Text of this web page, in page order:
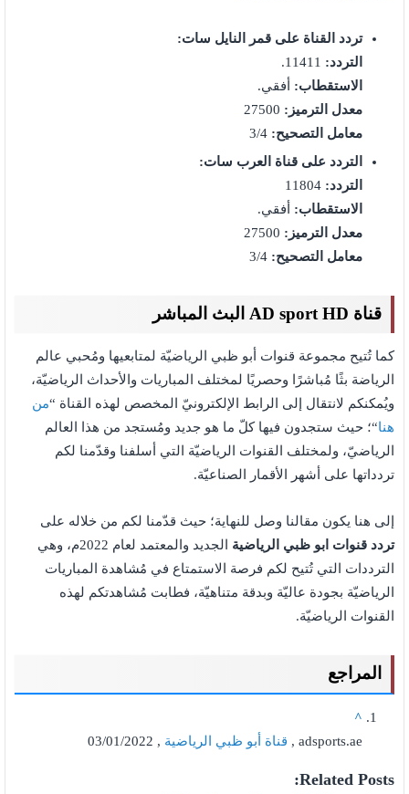
تردد القناة على قمر النايل سات:
التردد: 11411.
الاستقطاب:
أفقي.
معدل الترميز:
معامل التصحيح:
التردد على قناة العرب سات:
التردد: 11804
الاستقطاب: أفقي.
معدل الترميز: 27500
معامل التصحيح:
قناة AD sport HD البث المباشر
كما تُتيح مجموعة قنوات أبو ظبي الرياضيّة لمتابعيها ومُحبي عالم
الرياضة بثًا مُباشرًا وحصريًا لمختلف المباريات والأحداث الرياضيّة،
ويُمكنكم لانتقال إلى الرابط الإلكترونيّ المخصص لهذه القناة “من
هنا“؛ حيث ستجدون فيها كلّ ما هو جديد ومُستجد من هذا العالم
الرياضيّ، ولمختلف القنوات الرياضيّة التي أسلفنا وقدّمنا لكم
تردداتها على أشهر الأقمار الصناعيّة.
إلى هنا يكون مقالنا وصل للنهاية؛ حيث قدّمنا لكم من خلاله على
تردد قنوات ابو ظبي الرياضية
الجديد والمعتمد لعام 2022م، وهي
الترددات التي تُتيح لكم فرصة الاستمتاع في مُشاهدة المباريات
الرياضيّة بجودة عاليّة وبدقة متناهيّة، فطابت مُشاهدتكم لهذه
القنوات الرياضيّة.
المراجع
^
adsports.ae ,
قناة أبو ظبي الرياضية , 03/01/2022
Related Posts: